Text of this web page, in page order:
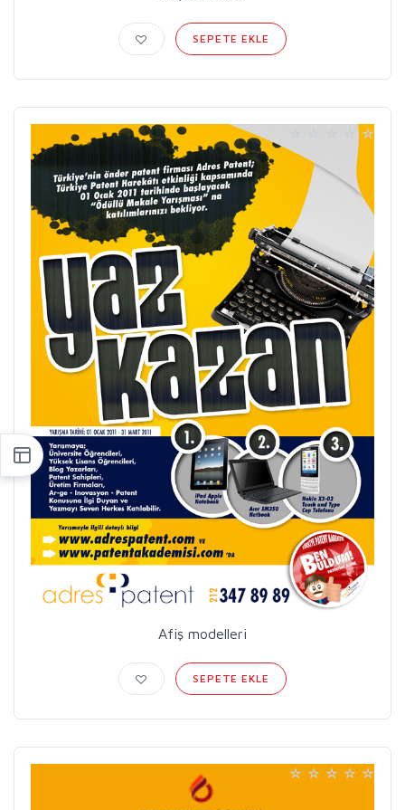
SEPETE EKLE
Afiş modelleri
SEPETE EKLE